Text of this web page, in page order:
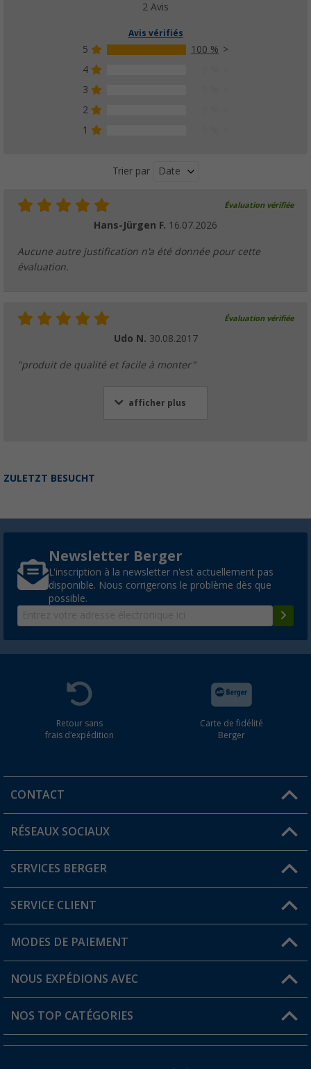
2 Avis
Avis vérifiés
5
100 %
4
3
2
1
Trier par Date
Évaluation vérifiée
Hans-Jürgen F. 16.07.2026
Aucune autre justification n'a été donnée pour cette
évaluation.
Évaluation vérifiée
Udo N. 30.08.2017
"produit de qualité et facile à monter"
afficher plus
ZULETZT BESUCHT
Newsletter Berger
L'inscription à la newsletter n'est actuellement pas
disponible. Nous corrigerons le problème dès que
possible.
Retour sans
frais d'expédition
Carte de fidélité
Berger
CONTACT
Une question ?
Trouver une magasin
RÉSEAUX SOCIAUX
SERVICES BERGER
Devenir revendeur
Mon compte
Carte de fidélité Berger
SERVICE CLIENT
FAQ et contact
Informations sur l'expédition
Statut de la commande
MODES DE PAIEMENT
NOUS EXPÉDIONS AVEC
NOS TOP CATÉGORIES